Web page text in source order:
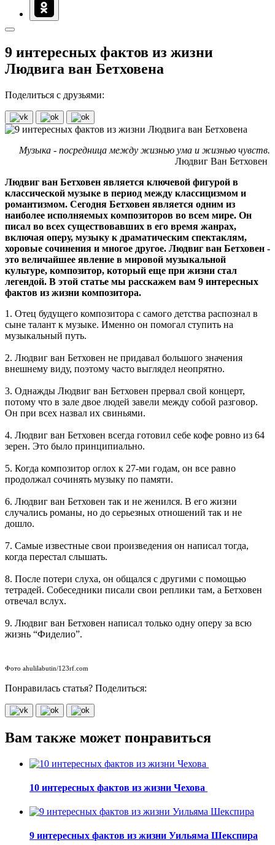
9 интересных фактов из жизни
Людвига ван Бетховена
Поделиться с друзьями:
Музыка - посредница между жизнью ума и жизнью чувств.
Людвиг Ван Бетховен
Людвиг ван Бетховен является ключевой фигурой в
классической музыке в период между классицизмом и
романтизмом. Сегодня Бетховен является одним из
наиболее исполняемых композиторов во всем мире. Он
писал во всех существовавших в его время жанрах,
включая оперу, музыку к драматическим спектаклям,
хоровые сочинения и многое другое. Людвиг ван Бетховен -
это величайшее явление в мировой музыкальной
культуре, композитор, который еще при жизни стал
легендой. В этой статье мы расскажем вам 9 интересных
фактов из жизни композитора.
1. Отец будущего композитора с самого детства распознал в
сыне талант к музыке. Именно он помогал ступить на
музыкальный путь.
2. Людвиг ван Бетховен не придавал большого значения
внешнему виду, поэтому часто выглядел неопрятно.
3. Однажды Людвиг ван Бетховен прервал свой концерт,
потому что в зале двое людей завели между собой разговор.
Он при всех назвал их свиньями.
4. Людвиг ван Бетховен всегда готовил себе кофе ровно из 64
зерен. Это было принципиально.
5. Когда композитор оглох к 27-ми годам, он все равно
продолжал сочинять музыку по памяти.
6. Людвиг ван Бетховен так и не женился. В его жизни
случались романы, но до серьезных отношений так и не
дошло.
7. Самые известные свои произведения он написал тогда,
когда перестал слышать.
8. После потери слуха, он общался с другими с помощью
тетрадей. Собеседники писали свои реплики там, а Бетховен
отвечал вслух.
9. Людвиг ван Бетховен написал только одну оперу за всю
жизнь “Фиделио”.
Фото ahulilabutin/123rf.com
Понравилась статья? Поделиться:
Вам также может понравиться
10 интересных фактов из жизни Чехова
9 интересных фактов из жизни Уильяма Шекспира